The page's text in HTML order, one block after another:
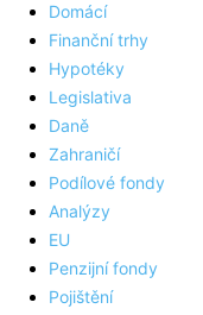
Domácí
Finanční trhy
Hypotéky
Legislativa
Daně
Zahraničí
Podílové fondy
Analýzy
EU
Penzijní fondy
Pojištění